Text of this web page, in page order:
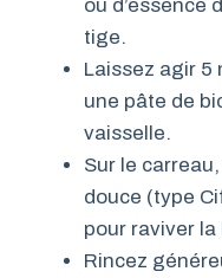
ou d’essence
tige.
Laissez agir 5
une pâte de
vaisselle.
Sur le
douce (type
pour raviver la
Rincez